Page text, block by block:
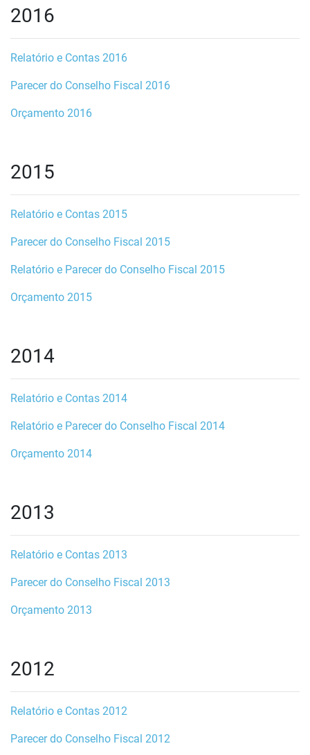
2016
Relatório e Contas 2016
Parecer do Conselho Fiscal 2016
Orçamento 2016
2015
Relatório e Contas 2015
Parecer do Conselho Fiscal 2015
Relatório e Parecer do Conselho Fiscal 2015
Orçamento 2015
2014
Relatório e Contas 2014
Relatório e Parecer do Conselho Fiscal 2014
Orçamento 2014
2013
Relatório e Contas 2013
Parecer do Conselho Fiscal 2013
Orçamento 2013
2012
Relatório e Contas 2012
Parecer do Conselho Fiscal 2012